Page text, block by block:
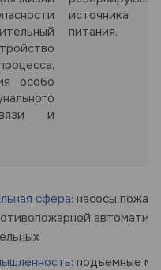
особо
и
источника
питания.
сфера: насосы
: подъемные